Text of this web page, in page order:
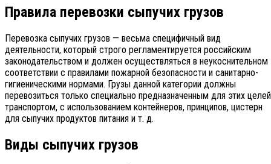
Правила перевозки сыпучих грузов
Перевозка сыпучих грузов — весьма специфичный вид
деятельности, который строго регламентируется российским
законодательством и должен осуществляться в неукоснительном
соответствии с правилами пожарной безопасности и санитарно-
гигиеническими нормами. Грузы данной категории должны
перевозиться только специально предназначенным для этих целей
транспортом, с использованием контейнеров, принципов, цистерн
для сыпучих продуктов питания и т. д.
Виды сыпучих грузов